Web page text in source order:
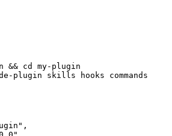
&& cd my-plugin